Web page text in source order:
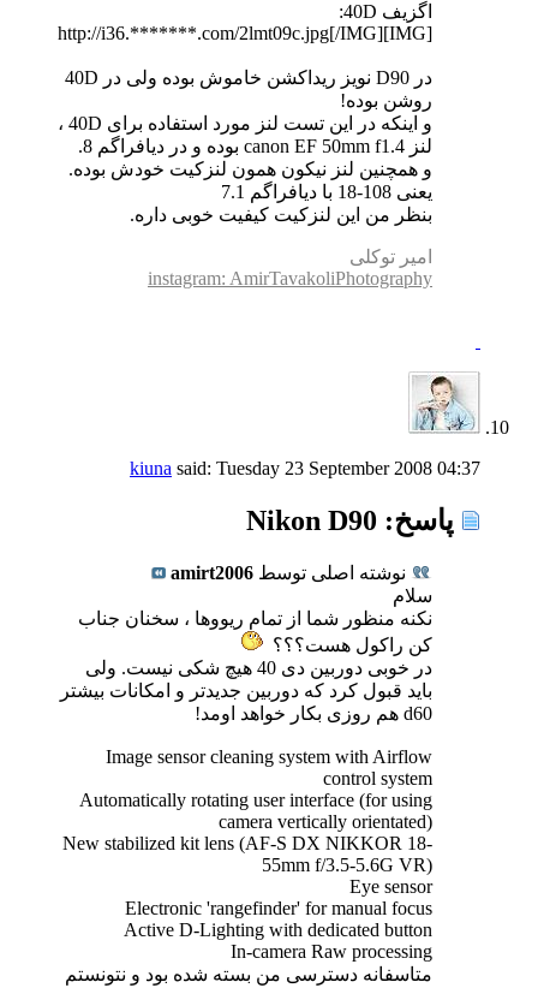
اگزیف 40D:
[IMG]http://i36.*******.com/2lmt09c.jpg[/IMG]
در D90 نویز ریداکشن خاموش بوده ولی در 40D
روشن بوده!
و اینکه در این تست لنز مورد استفاده برای 40D ،
لنز canon EF 50mm f1.4 بوده و در دیافراگم 8.
و همچنین لنز نیکون همون لنزکیت خودش بوده.
یعنی 108-18 با دیافراگم 7.1
بنظر من این لنزکیت کیفیت خوبی داره.
امیر توکلی
instagram: AmirTavakoliPhotography
kiuna said: Tuesday 23 September 2008 04:37
پاسخ: Nikon D90
نوشته اصلی توسط amirt2006
سلام
نکنه منظور شما از تمام ریووها ، سخنان جناب
کن راکول هست؟؟؟
در خوبی دوربین دی 40 هیچ شکی نیست. ولی
باید قبول کرد که دوربین جدیدتر و امکانات بیشتر
d60 هم روزی بکار خواهد اومد!
Image sensor cleaning system with Airflow
control system
Automatically rotating user interface (for using
camera vertically orientated)
New stabilized kit lens (AF-S DX NIKKOR 18-
55mm f/3.5-5.6G VR)
Eye sensor
Electronic 'rangefinder' for manual focus
Active D-Lighting with dedicated button
In-camera Raw processing
متاسفانه دسترسی من بسته شده بود و نتونستم